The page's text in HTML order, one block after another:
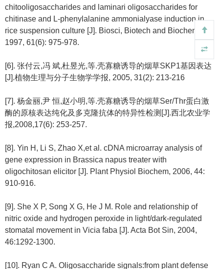
chitooligosaccharides and laminari oligosaccharides for
chitinase and L-phenylalanine ammonialyase induction in
rice suspension culture [J]. Biosci, Biotech and Biochem,
1997, 61(6): 975-978.
[6]. 张付云,冯 斌,杜昱光,等.壳寡糖诱导的烟草SKP1基因表达
[J].植物生理与分子生物学学报, 2005, 31(2): 213-216
[7]. 杨金丽,尹 恒,赵小明,等.壳寡糖诱导的烟草Ser/Thr蛋白激
酶的原核表达纯化及多克隆抗体的特异性检测[J].西北农业学
报,2008,17(6): 253-257.
[8]. Yin H, Li S, Zhao X,et al. cDNA microarray analysis of
gene expression in Brassica napus treater with
oligochitosan elicitor [J]. Plant Physiol Biochem, 2006, 44:
910-916.
[9]. She X P, Song X G, He J M. Role and relationship of
nitric oxide and hydrogen peroxide in light/dark-regulated
stomatal movement in Vicia faba [J]. Acta Bot Sin, 2004,
46:1292-1300.
[10]. Ryan C A. Oligosaccharide signals:from plant defense